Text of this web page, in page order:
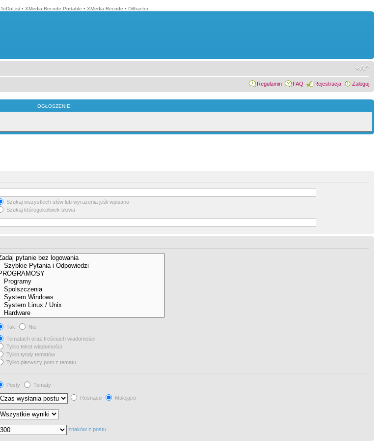
ToDoList • XMedia Recode Portable • XMedia Recode • Diffractor
Regulamin FAQ Rejestracja Zaloguj
OGŁOSZENIE:
Szukaj wszystkich słów lub wyrażenia jeśli wpisano
Szukaj któregokolwiek słowa
Tak
Nie
Tematach oraz treściach wiadomości
Tylko tekst wiadomości
Tylko tytuły tematów
Tylko pierwszy post z tematu
Posty
Tematy
Rosnąco Malejąco
znaków z postu